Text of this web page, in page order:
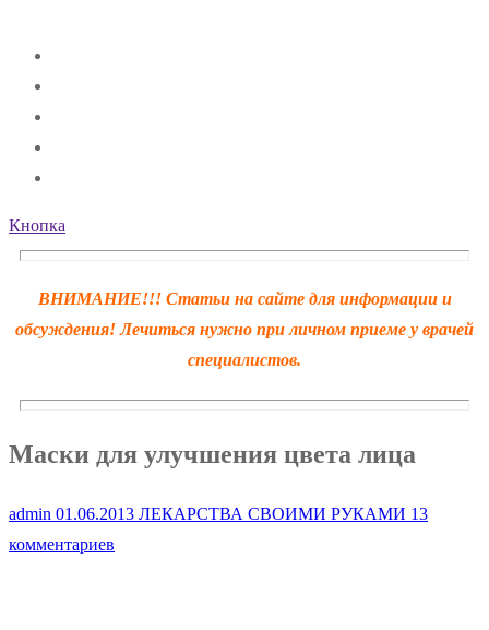
Кнопка
ВНИМАНИЕ!!! Статьи на сайте для информации и
обсуждения! Лечиться нужно при личном приеме у врачей
специалистов.
Маски для улучшения цвета лица
admin 01.06.2013 ЛЕКАРСТВА СВОИМИ РУКАМИ 13
комментариев